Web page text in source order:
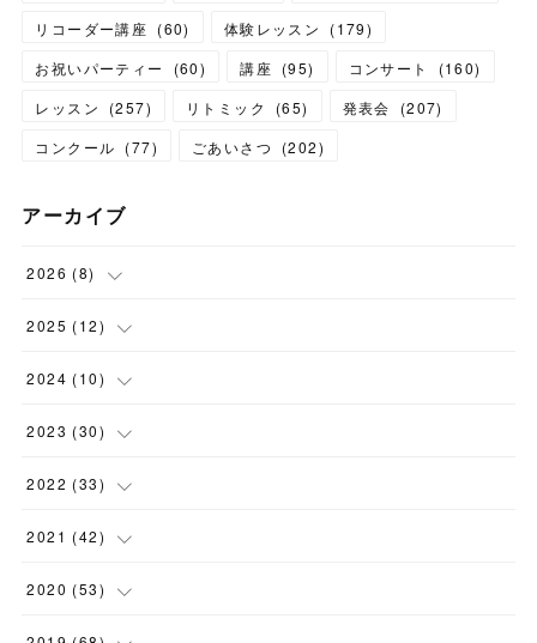
リコーダー講座 (60) 体験レッスン (179)
お祝いパーティー
(60) 講座 (95) コンサート (160)
レッスン
(257) リトミック (65) 発表会 (207)
コンクール (77) ごあいさつ (202)
アーカイブ
2026 (8)
(1)
(3)
(1)
( 2 )
2025 (12)
(1)
(1)
(1)
( 1)
2024 (10)
(1)
(4)
(1)
(1 )
2023 (30)
(1)
(1)
(1)
(4 )
2022 (33)
(5)
(1)
(1)
2021 (42)
(1)
(2)
2020 (53)